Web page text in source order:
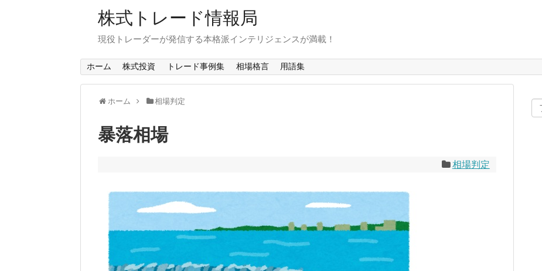
株式トレード情報局
現役トレーダーが発信する本格派インテリジェンスが満載！
ホーム 株式投資 トレード事例集 相場格言 用語集
ホーム 相場判定
暴落相場
相場判定